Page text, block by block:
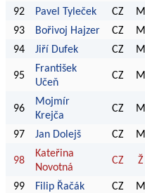
92 Pavel Tyleček CZ M
93
Bořivoj Hajzer CZ M
94
Jiří Dufek CZ M
95
František
Učeň
CZ M
96
Mojmír
Krejča
CZ M
97 Jan Dolejš CZ M
98
Kateřina
Novotná
CZ Ž
99 Filip Řačák CZ M